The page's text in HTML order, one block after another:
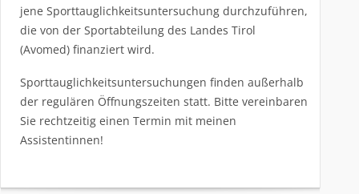
jene Sporttauglichkeitsuntersuchung durchzuführen,
die von der Sportabteilung des Landes Tirol
(Avomed) finanziert wird.
Sporttauglichkeitsuntersuchungen finden außerhalb
der regulären Öffnungszeiten statt. Bitte vereinbaren
Sie rechtzeitig einen Termin mit meinen
Assistentinnen!